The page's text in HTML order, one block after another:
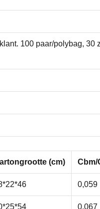
100 paar/polybag, 30
(cm) Cbm/
0,059
0,067